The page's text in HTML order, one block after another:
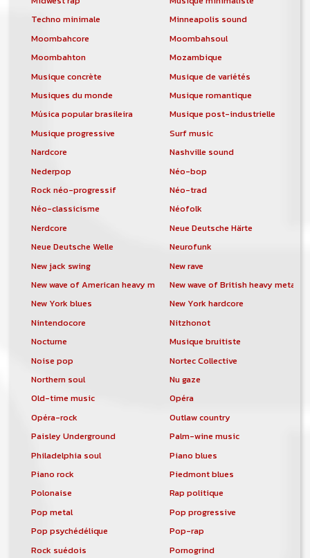
Techno minimale
Minneapolis sound
Moombahcore
Moombahsoul
Moombahton
Mozambique
Musique concrète
Musique de variétés
Musiques du monde
Musique romantique
Música popular brasileira
Musique post-industrielle
Musique progressive
Surf music
Nardcore
Nashville sound
Nederpop
Néo-bop
Rock néo-progressif
Néo-trad
Néo-classicisme
Néofolk
Nerdcore
Neue Deutsche Härte
Neue Deutsche Welle
Neurofunk
New jack swing
New rave
New wave of American heavy metalNew wave of British heavy metal
New York blues
New York hardcore
Nintendocore
Nitzhonot
Nocturne
Musique bruitiste
Noise pop
Nortec Collective
Northern soul
Nu gaze
Old-time music
Opéra
Opéra-rock
Outlaw country
Paisley Underground
Palm-wine music
Philadelphia soul
Piano blues
Piano rock
Piedmont blues
Polonaise
Rap politique
Pop metal
Pop progressive
Pop psychédélique
Pop-rap
Rock suédois
Pornogrind